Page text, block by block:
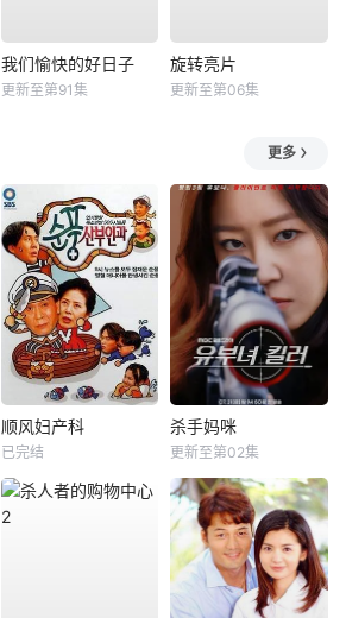
我们愉快的好日子
更新至第91集
旋转亮片
更新至第06集
更多
顺风妇产科
已完结
杀手妈咪
更新至第02集